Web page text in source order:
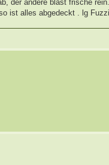
der andere bläst frische rein..
ist alles abgedeckt . lg Fuzzi